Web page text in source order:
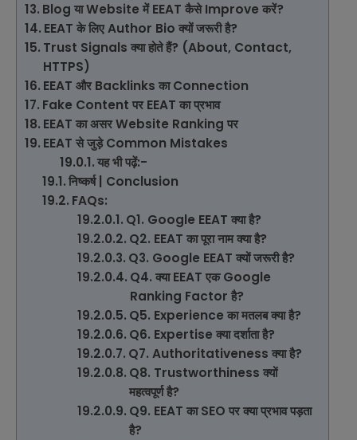
Blog या Website में EEAT कैसे Improve करें?
EEAT के लिए Author Bio क्यों जरूरी है?
Trust Signals क्या होते हैं? (About, Contact,
HTTPS)
EEAT और Backlinks का Connection
Fake Content पर EEAT का प्रभाव
EEAT का असर Website Ranking पर
EEAT से जुड़े Common Mistakes
यह भी पढ़ें:-
निष्कर्ष | Conclusion
FAQs:
Q1. Google EEAT क्या है?
Q2. EEAT का पूरा नाम क्या है?
Q3. Google EEAT क्यों जरूरी है?
Q4. क्या EEAT एक Google
Ranking Factor है?
Q5. Experience का मतलब क्या है?
Q6. Expertise क्या दर्शाता है?
Q7. Authoritativeness क्या है?
Q8. Trustworthiness क्यों
महत्वपूर्ण है?
Q9. EEAT का SEO पर क्या प्रभाव पड़ता
है?